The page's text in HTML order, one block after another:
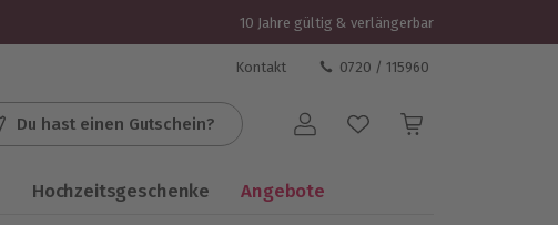
10 Jahre gültig & verlängerbar
Kontakt 0720 / 115960
Du hast einen Gutschein? Benutzerkonto
Hochzeitsgeschenke Angebote